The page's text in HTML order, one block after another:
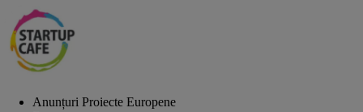
Anunțuri Proiecte Europene